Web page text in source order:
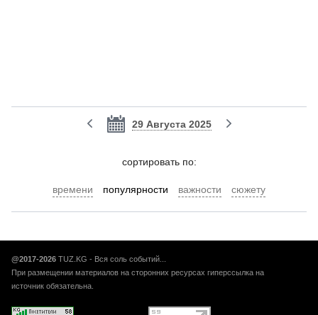
29 Августа 2025
cортировать по:
времени популярности важности сюжету
@2017-2026 TUZ.KG - Вся соль событий...
При размещении материалов на сторонних ресурсах гиперссылка на
источник обязательна.